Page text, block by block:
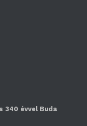
340 évvel Buda